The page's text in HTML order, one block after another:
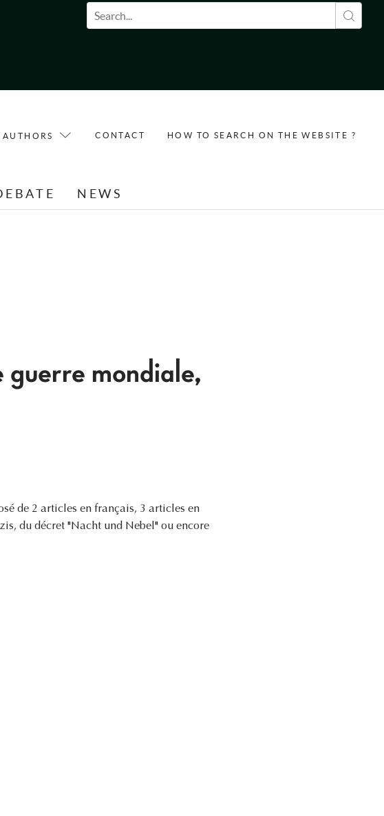
Search form
CONTACT HOW TO SEARCH ON THE WEBSITE ?
NEWS
mondiale,
de 2 articles en français, 3 articles en
du décret "Nacht und Nebel" ou encore